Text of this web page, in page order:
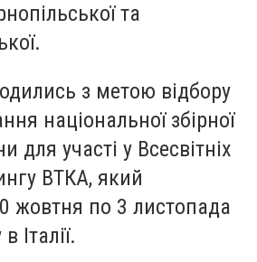
та
з метою відбору
національної збірної
для участі у Всесвітніх
ВТКА, який
жовтня по 3 листопада
Італії.